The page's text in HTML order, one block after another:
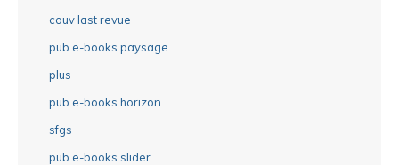
couv last revue
pub e-books paysage
plus
pub e-books horizon
sfgs
pub e-books slider